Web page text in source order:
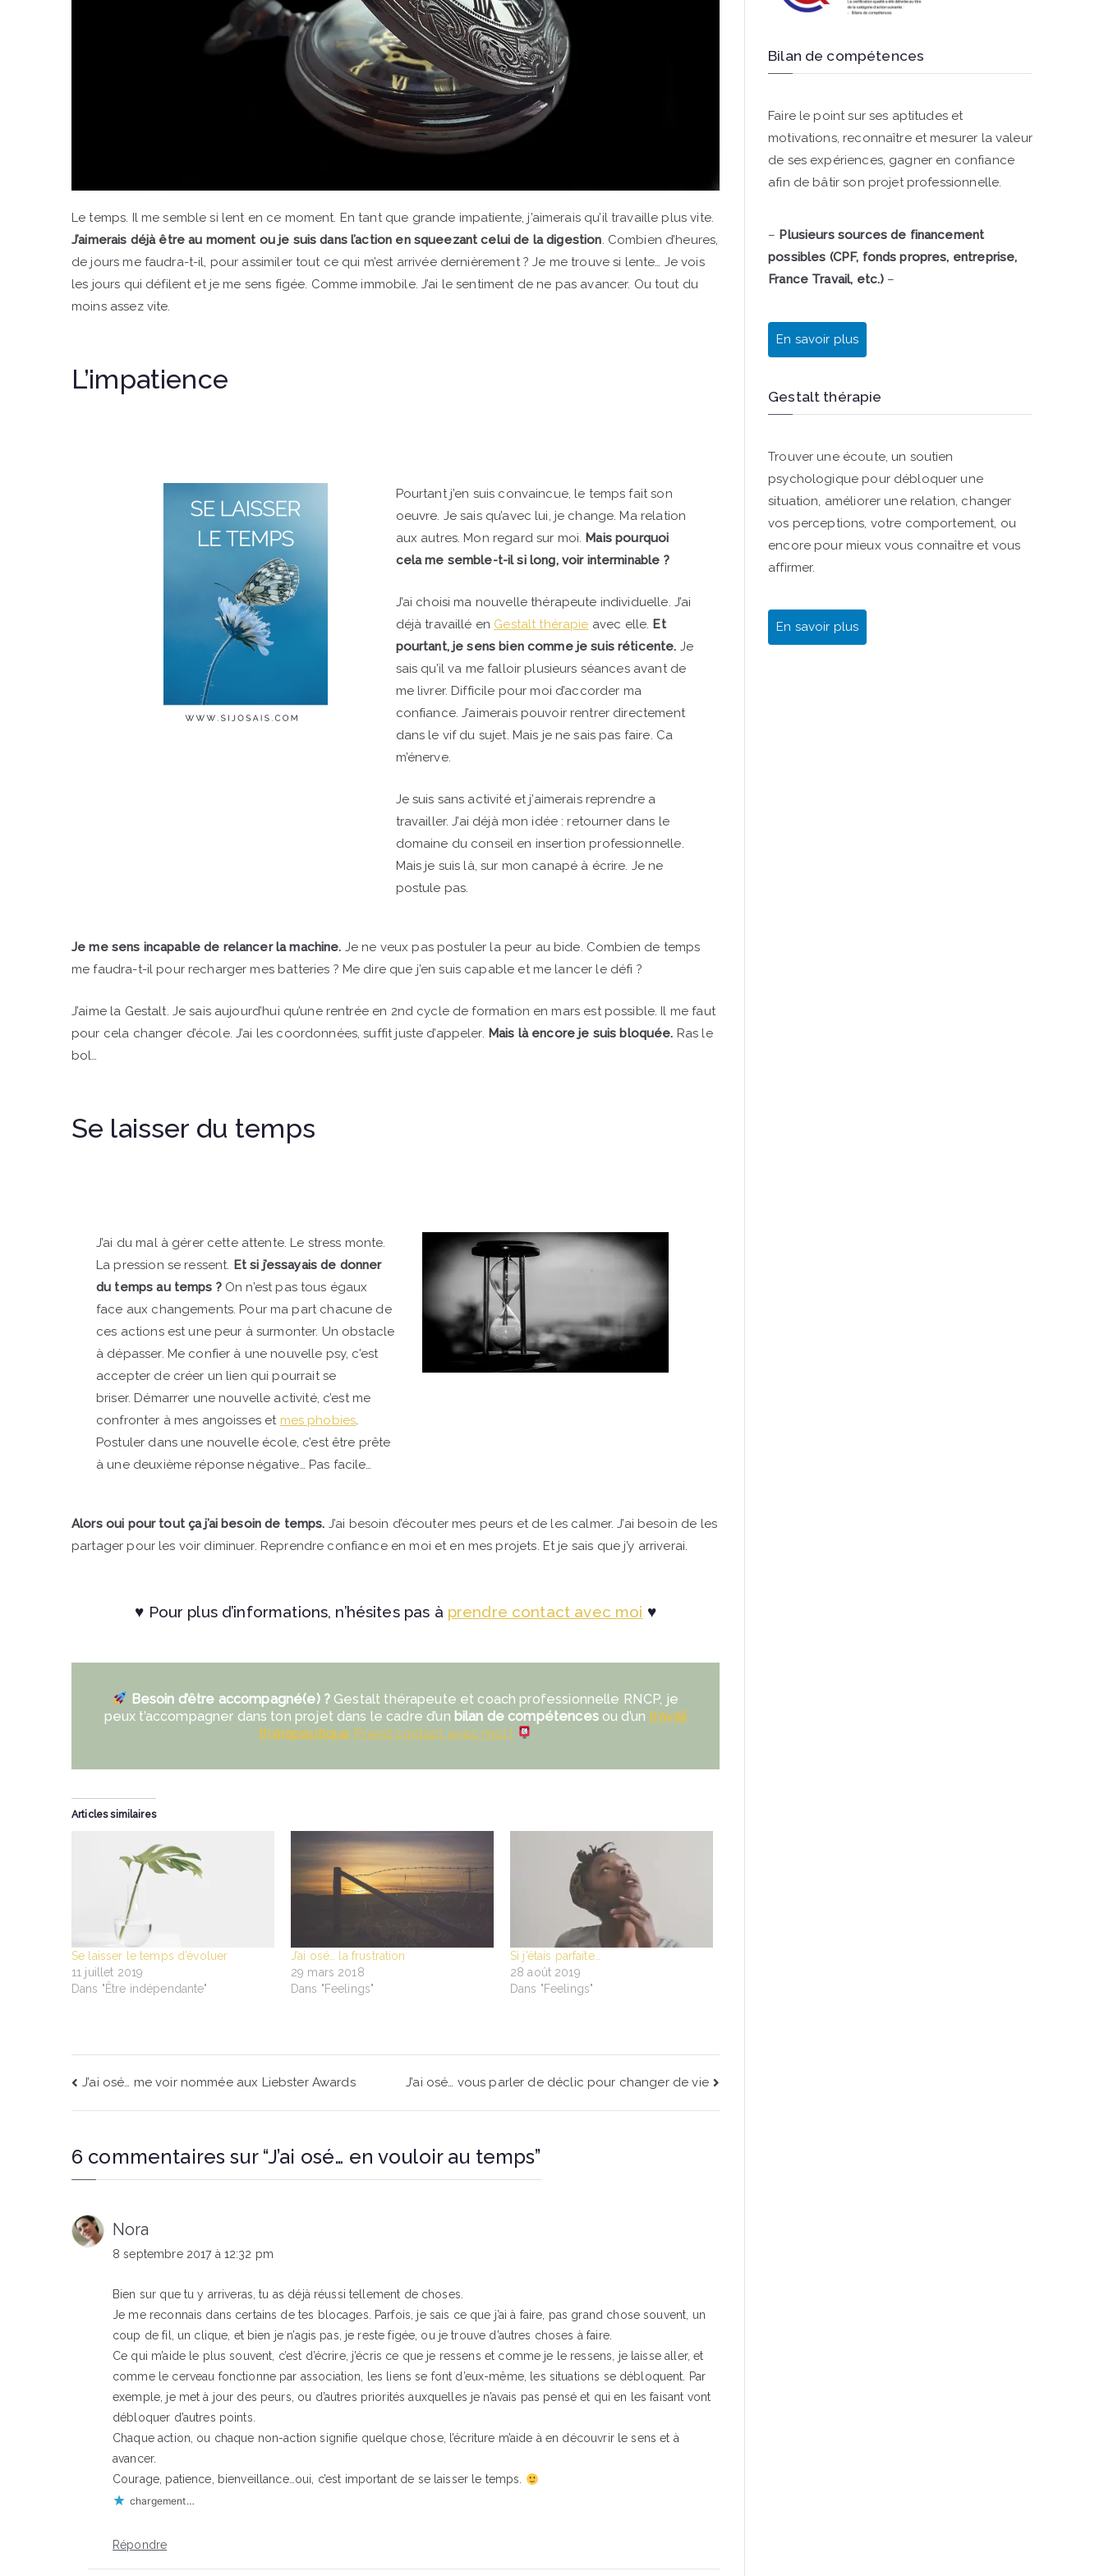
Le temps. Il me semble si lent en ce moment. En tant que grande impatiente, j’aimerais qu’il travaille plus vite.
J’aimerais déjà être au moment ou je suis dans l’action en squeezant celui de la digestion. Combien d’heures,
de jours me faudra-t-il, pour assimiler tout ce qui m’est arrivée dernièrement ? Je me trouve si lente… Je vois
les jours qui défilent et je me sens figée. Comme immobile. J’ai le sentiment de ne pas avancer. Ou tout du
moins assez vite.
L’impatience
Pourtant j’en suis convaincue, le temps fait son
oeuvre. Je sais qu’avec lui, je change. Ma relation
aux autres. Mon regard sur moi. Mais pourquoi
cela me semble-t-il si long, voir interminable ?
J’ai choisi ma nouvelle thérapeute individuelle. J’ai
déjà travaillé en Gestalt thérapie avec elle. Et
pourtant, je sens bien comme je suis réticente. Je
sais qu’il va me falloir plusieurs séances avant de
me livrer. Difficile pour moi d’accorder ma
confiance. J’aimerais pouvoir rentrer directement
dans le vif du sujet. Mais je ne sais pas faire. Ca
m’énerve.
Je suis sans activité et j’aimerais reprendre a
travailler. J’ai déjà mon idée : retourner dans le
domaine du conseil en insertion professionnelle.
Mais je suis là, sur mon canapé à écrire. Je ne
postule pas.
Je me sens incapable de relancer la machine. Je ne veux pas postuler la peur au bide. Combien de temps
me faudra-t-il pour recharger mes batteries ? Me dire que j’en suis capable et me lancer le défi ?
J’aime la Gestalt. Je sais aujourd’hui qu’une rentrée en 2nd cycle de formation en mars est possible. Il me faut
pour cela changer d’école. J’ai les coordonnées, suffit juste d’appeler. Mais là encore je suis bloquée. Ras le
bol…
Se laisser du temps
J’ai du mal à gérer cette attente. Le stress monte.
La pression se ressent. Et si j’essayais de donner
du temps au temps ?On n’est pas tous égaux
face aux changements. Pour ma part chacune de
ces actions est une peur à surmonter. Un obstacle
à dépasser. Me confier à une nouvelle psy, c’est
accepter de créer un lien qui pourrait se
briser. Démarrer une nouvelle activité, c’est me
confronter à mes angoisses et mes phobies.
Postuler dans une nouvelle école, c’est être prête
à une deuxième réponse négative… Pas facile…
Alors oui pour tout ça j’ai besoin de temps. J’ai besoin d’écouter mes peurs et de les calmer. J’ai besoin de les
partager pour les voir diminuer. Reprendre confiance en moi et en mes projets. Et je sais que j’y arriverai.
♥ Pour plus d’informations, n’hésites pas à prendre contact avec moi ♥
Besoin d’être accompagné(e) ? Gestalt thérapeute et coach professionnelle RNCP, je
peux t’accompagner dans ton projet dans le cadre d’un bilan de compétencesou d’un travail
thérapeutique Prend contact avec moi !
Articles similaires
Se laisser le temps d’évoluer
11 juillet 2019
Dans "Être indépendante"
J’ai osé… la frustration
29 mars 2018
Dans "Feelings"
Si j’étais parfaite…
28 août 2019
Dans "Feelings"
Navigation
l’article
J’ai osé… me voir nommée aux Liebster Awards J’ai osé… vous parler de déclic pour changer de vie
6 commentaires sur “J’ai osé… en vouloir au temps”
Nora
8 septembre 2017 à 12:32 pm
Bien sur que tu y arriveras, tu as déjà réussi tellement de choses.
Je me reconnais dans certains de tes blocages. Parfois, je sais ce que j’ai à faire, pas grand chose souvent, un
coup de fil, un clique, et bien je n’agis pas, je reste figée, ou je trouve d’autres choses à faire.
Ce qui m’aide le plus souvent, c’est d’écrire, j’écris ce que je ressens et comme je le ressens, je laisse aller, et
comme le cerveau fonctionne par association, les liens se font d’eux-même, les situations se débloquent. Par
exemple, je met à jour des peurs, ou d’autres priorités auxquelles je n’avais pas pensé et qui en les faisant vont
débloquer d’autres points.
Chaque action, ou chaque non-action signifie quelque chose, l’écriture m’aide à en découvrir le sens et à
avancer.
Courage, patience, bienveillance…oui, c’est important de se laisser le temps.
chargement…
Répondre
Bilan de compétences
Faire le point sur ses aptitudes et
motivations, reconnaître et mesurer la valeur
de ses expériences, gagner en confiance
afin de bâtir son projet professionnelle.
– Plusieurs sources de financement
possibles (CPF, fonds propres, entreprise,
France Travail, etc.) –
En savoir plus
Gestalt thérapie
Trouver une écoute, un soutien
psychologique pour débloquer une
situation, améliorer une relation, changer
vos perceptions, votre comportement, ou
encore pour mieux vous connaître et vous
affirmer.
En savoir plus